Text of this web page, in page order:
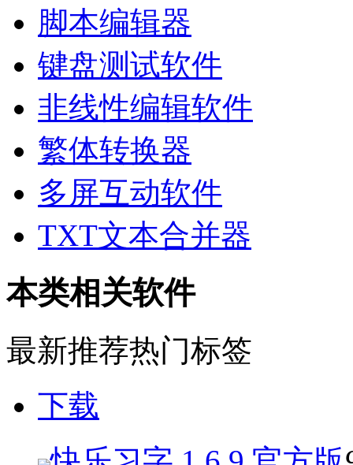
脚本编辑器
键盘测试软件
非线性编辑软件
繁体转换器
多屏互动软件
TXT文本合并器
本类相关软件
最新推荐热门标签
下载